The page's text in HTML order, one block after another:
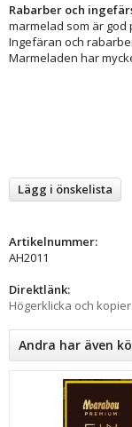
Rabarber och
marmelad som är god
Ingefäran och
Marmeladen har
Lägg i önskelista
Artikelnummer:
AH2011
Direktlänk:
Högerklicka och
Andra har även